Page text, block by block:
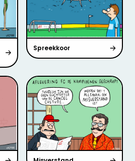
Spreekkoor